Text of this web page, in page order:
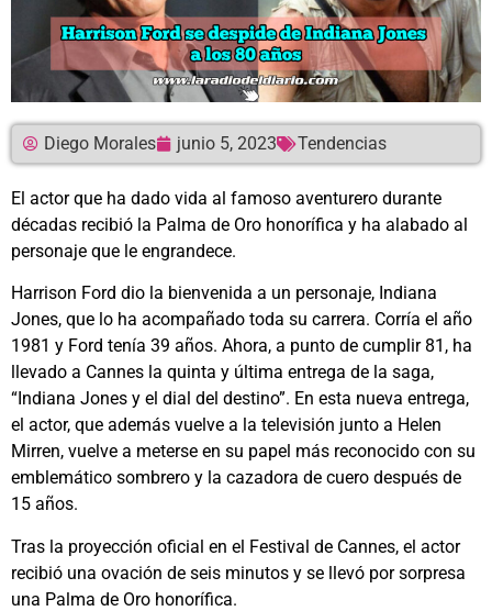
Diego Morales junio 5, 2023 Tendencias
El actor que ha dado vida al famoso aventurero durante
décadas recibió la Palma de Oro honorífica y ha alabado al
personaje que le engrandece.
Harrison Ford dio la bienvenida a un personaje, Indiana
Jones, que lo ha acompañado toda su carrera. Corría el año
1981 y Ford tenía 39 años. Ahora, a punto de cumplir 81, ha
llevado a Cannes la quinta y última entrega de la saga,
“Indiana Jones y el dial del destino”. En esta nueva entrega,
el actor, que además vuelve a la televisión junto a Helen
Mirren, vuelve a meterse en su papel más reconocido con su
emblemático sombrero y la cazadora de cuero después de
15 años.
Tras la proyección oficial en el Festival de Cannes, el actor
recibió una ovación de seis minutos y se llevó por sorpresa
una Palma de Oro honorífica.